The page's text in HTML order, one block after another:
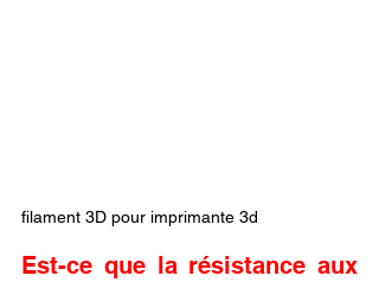
filament 3D pour imprimante 3d
Est-ce que la résistance aux